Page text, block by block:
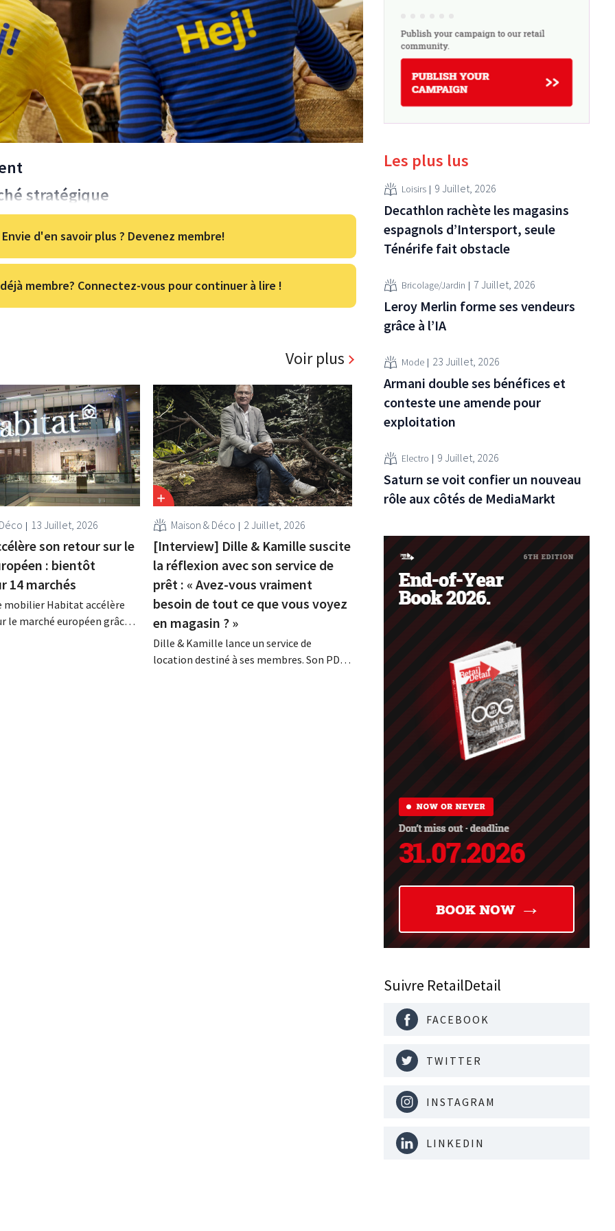
stratégique
Envie d'en savoir plus ? Devenez membre!
membre? Connectez-vous pour continuer à lire !
Voir plus
13 Juillet, 2026
son retour sur le
: bientôt
14 marchés
mobilier Habitat accélère
le marché européen grâce à
Maison & Déco 2 Juillet, 2026
[Interview] Dille & Kamille suscite
la réflexion avec son service de
prêt : « Avez-vous vraiment
besoin de tout ce que vous voyez
en magasin ? »
Dille & Kamille lance un service de
location destiné à ses membres. Son PDG,
Les plus lus
Loisirs 9 Juillet, 2026
Decathlon rachète les magasins
espagnols d’Intersport, seule
Ténérife fait obstacle
Bricolage/Jardin 7 Juillet, 2026
Leroy Merlin forme ses vendeurs
grâce à l’IA
Mode 23 Juillet, 2026
Armani double ses bénéfices et
conteste une amende pour
exploitation
Electro 9 Juillet, 2026
Saturn se voit confier un nouveau
rôle aux côtés de MediaMarkt
Suivre RetailDetail
FACEBOOK
TWITTER
INSTAGRAM
LINKEDIN